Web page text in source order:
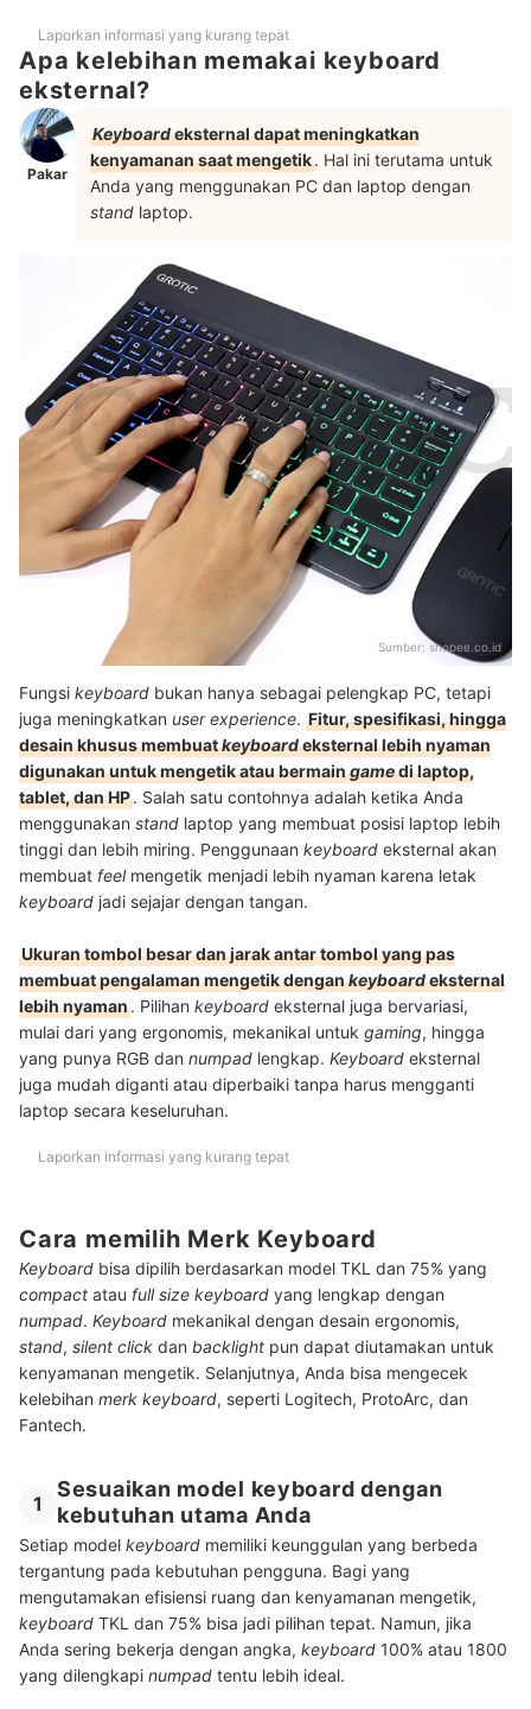
Laporkan informasi yang kurang tepat
Apa kelebihan memakai keyboard
eksternal?
Pakar
Keyboardeksternal dapat meningkatkan
kenyamanan saat mengetik. Hal ini terutama untuk
Anda yang menggunakan PC dan laptop dengan
stand laptop.
Sumber: shopee.co.id
Fungsi keyboard bukan hanya sebagai pelengkap PC, tetapi
juga meningkatkan user experience. Fitur, spesifikasi, hingga
desain khusus membuatkeyboardeksternal lebih nyaman
digunakan untuk mengetik atau bermaingamedi laptop,
tablet, dan HP. Salah satu contohnya adalah ketika Anda
menggunakan stand laptop yang membuat posisi laptop lebih
tinggi dan lebih miring. Penggunaan keyboard eksternal akan
membuat feelmengetik menjadi lebih nyaman karena letak
keyboard jadi sejajar dengan tangan.
Ukuran tombol besar dan jarak antar tombol yang pas
membuat pengalaman mengetik dengankeyboardeksternal
lebih nyaman. Pilihan keyboard eksternal juga bervariasi,
mulai dari yang ergonomis, mekanikal untuk gaming, hingga
yang punya RGB dan numpad lengkap. Keyboard eksternal
juga mudah diganti atau diperbaiki tanpa harus mengganti
laptop secara keseluruhan.
Laporkan informasi yang kurang tepat
Cara memilih Merk Keyboard
Keyboard bisa dipilih berdasarkan model TKL dan 75% yang
compact atau full size keyboard yang lengkap dengan
numpad. Keyboard mekanikal dengan desain ergonomis,
stand, silent click dan backlight pun dapat diutamakan untuk
kenyamanan mengetik. Selanjutnya, Anda bisa mengecek
kelebihan merk keyboard, seperti Logitech, ProtoArc, dan
Fantech.
1
Sesuaikan model keyboard dengan
kebutuhan utama Anda
Setiap model keyboard memiliki keunggulan yang berbeda
tergantung pada kebutuhan pengguna. Bagi yang
mengutamakan efisiensi ruang dan kenyamanan mengetik,
keyboard TKL dan 75% bisa jadi pilihan tepat. Namun, jika
Anda sering bekerja dengan angka, keyboard 100% atau 1800
yang dilengkapi numpad tentu lebih ideal.